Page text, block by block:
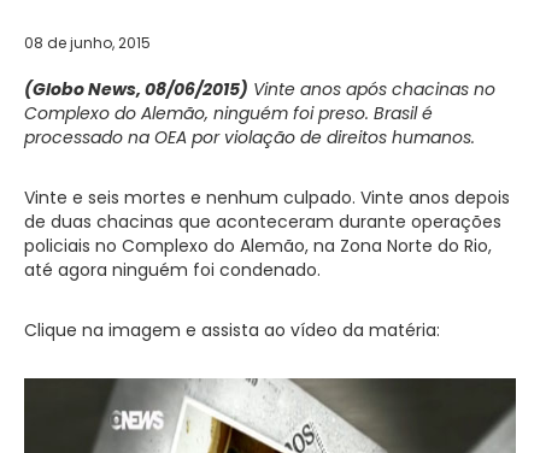
08 de junho, 2015
(Globo News, 08/06/2015) Vinte anos após chacinas no
Complexo do Alemão, ninguém foi preso. Brasil é
processado na OEA por violação de direitos humanos.
Vinte e seis mortes e nenhum culpado. Vinte anos depois
de duas chacinas que aconteceram durante operações
policiais no Complexo do Alemão, na Zona Norte do Rio,
até agora ninguém foi condenado.
Clique na imagem e assista ao vídeo da matéria: